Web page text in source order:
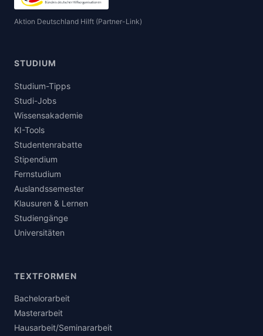
Aktion Deutschland Hilft (Partner-Link)
STUDIUM
Studium-Tipps
Studi-Jobs
Wissensakademie
KI-Tools
Studentenrabatte
Stipendium
Fernstudium
Auslandssemester
Klausuren & Lernen
Studiengänge
Universitäten
TEXTFORMEN
Bachelorarbeit
Masterarbeit
Hausarbeit/Seminararbeit